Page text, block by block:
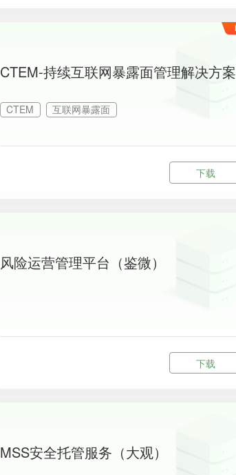
CTEM-持续互联网暴露面管理解决方案
CTEM 互联网暴露面
下载
风险运营管理平台（鉴微）
下载
MSS安全托管服务（大观）